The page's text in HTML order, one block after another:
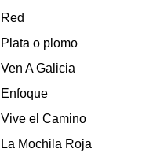
Red
Plata o plomo
Ven A Galicia
Enfoque
Vive el Camino
La Mochila Roja